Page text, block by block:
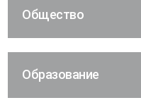
Общество
Образование